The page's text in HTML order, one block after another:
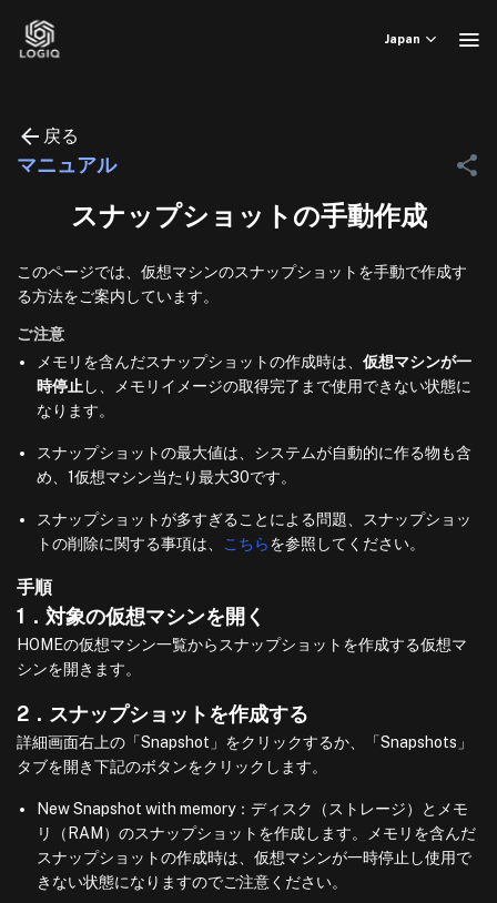
Japan
戻る
マニュアル
スナップショットの手動作成
このページでは、仮想マシンのスナップショットを手動で作成す
る方法をご案内しています。
ご注意
メモリを含んだスナップショットの作成時は、仮想マシンが一
時停止 し、メモリイメージの取得完了まで使用できない状態に
なります。
スナップショットの最大値は、システムが自動的に作る物も含
め、1仮想マシン当たり最大30です。
スナップショットが多すぎることによる問題、スナップショッ
トの削除に関する事項は、
こちらを参照してください。
手順
1．対象の仮想マシンを開く
HOMEの仮想マシン一覧からスナップショットを作成する仮想マ
シンを開きます。
2．スナップショットを作成する
詳細画面右上の「Snapshot」をクリックするか、「Snapshots」
タブを開き下記のボタンをクリックします。
New Snapshot with memory：ディスク（ストレージ）とメモ
リ（RAM）のスナップショットを作成します。メモリを含んだ
スナップショットの作成時は、仮想マシンが一時停止し使用で
きない状態になりますのでご注意ください。